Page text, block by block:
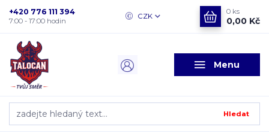
Menu
CZK
Hledat
+420 776 111 394
7:00 - 17:00 hodin
0 ks
0,00 Kč